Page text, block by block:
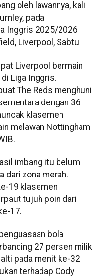
oleh lawannya, kali
pada
Inggris 2025/2026
Liverpool, Sabtu.
Liverpool bermain
Liga Inggris.
The Reds menghuni
dengan 36
klasemen
melawan Nottingham
imbang itu belum
dari zona merah.
19 klasemen
tujuh poin dari
17.
bola
27 persen milik
pada menit ke-32
terhadap Cody